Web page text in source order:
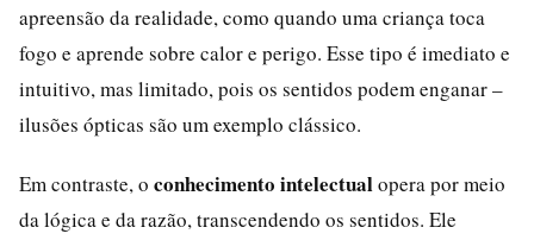
apreensão da realidade, como quando uma criança toca
fogo e aprende sobre calor e perigo. Esse tipo é imediato e
intuitivo, mas limitado, pois os sentidos podem enganar –
ilusões ópticas são um exemplo clássico.
Em contraste, o conhecimento intelectualopera por meio
da lógica e da razão, transcendendo os sentidos. Ele